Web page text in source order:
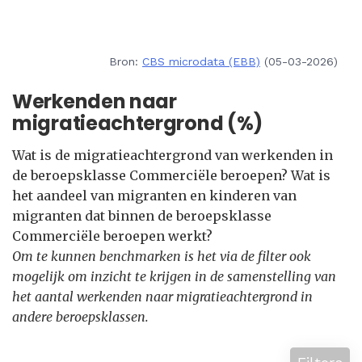
Bron: CBS microdata (EBB) (05-03-2026)
Werkenden naar
migratieachtergrond (%)
Wat is de migratieachtergrond van werkenden in
de beroepsklasse Commerciële beroepen? Wat is
het aandeel van migranten en kinderen van
migranten dat binnen de beroepsklasse
Commerciële beroepen werkt?
Om te kunnen benchmarken is het via de filter ook
mogelijk om inzicht te krijgen in de samenstelling van
het aantal werkenden naar migratieachtergrond in
andere beroepsklassen.